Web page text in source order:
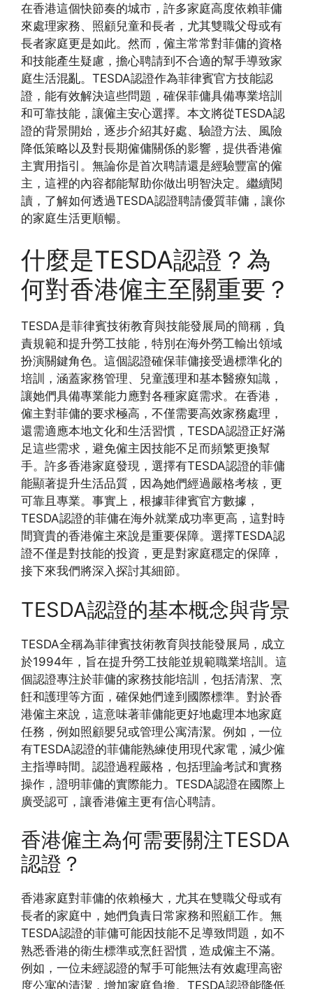
在香港這個快節奏的城市，許多家庭高度依賴菲傭
來處理家務、照顧兒童和長者，尤其雙職父母或有
長者家庭更是如此。然而，僱主常常對菲傭的資格
和技能產生疑慮，擔心聘請到不合適的幫手導致家
庭生活混亂。TESDA認證作為菲律賓官方技能認
證，能有效解決這些問題，確保菲傭具備專業培訓
和可靠技能，讓僱主安心選擇。本文將從TESDA認
證的背景開始，逐步介紹其好處、驗證方法、風險
降低策略以及對長期僱傭關係的影響，提供香港僱
主實用指引。無論你是首次聘請還是經驗豐富的僱
主，這裡的內容都能幫助你做出明智決定。繼續閱
讀，了解如何透過TESDA認證聘請優質菲傭，讓你
的家庭生活更順暢。
什麼是TESDA認證？為
何對香港僱主至關重要？
TESDA是菲律賓技術教育與技能發展局的簡稱，負
責規範和提升勞工技能，特別在海外勞工輸出領域
扮演關鍵角色。這個認證確保菲傭接受過標準化的
培訓，涵蓋家務管理、兒童護理和基本醫療知識，
讓她們具備專業能力應對各種家庭需求。在香港，
僱主對菲傭的要求極高，不僅需要高效家務處理，
還需適應本地文化和生活習慣，TESDA認證正好滿
足這些需求，避免僱主因技能不足而頻繁更換幫
手。許多香港家庭發現，選擇有TESDA認證的菲傭
能顯著提升生活品質，因為她們經過嚴格考核，更
可靠且專業。事實上，根據菲律賓官方數據，
TESDA認證的菲傭在海外就業成功率更高，這對時
間寶貴的香港僱主來說是重要保障。選擇TESDA認
證不僅是對技能的投資，更是對家庭穩定的保障，
接下來我們將深入探討其細節。
TESDA認證的基本概念與背景
TESDA全稱為菲律賓技術教育與技能發展局，成立
於1994年，旨在提升勞工技能並規範職業培訓。這
個認證專注於菲傭的家務技能培訓，包括清潔、烹
飪和護理等方面，確保她們達到國際標準。對於香
港僱主來說，這意味著菲傭能更好地處理本地家庭
任務，例如照顧嬰兒或管理公寓清潔。例如，一位
有TESDA認證的菲傭能熟練使用現代家電，減少僱
主指導時間。認證過程嚴格，包括理論考試和實務
操作，證明菲傭的實際能力。TESDA認證在國際上
廣受認可，讓香港僱主更有信心聘請。
香港僱主為何需要關注TESDA
認證？
香港家庭對菲傭的依賴極大，尤其在雙職父母或有
長者的家庭中，她們負責日常家務和照顧工作。無
TESDA認證的菲傭可能因技能不足導致問題，如不
熟悉香港的衛生標準或烹飪習慣，造成僱主不滿。
例如，一位未經認證的幫手可能無法有效處理高密
度公寓的清潔，增加家庭負擔。TESDA認證能降低